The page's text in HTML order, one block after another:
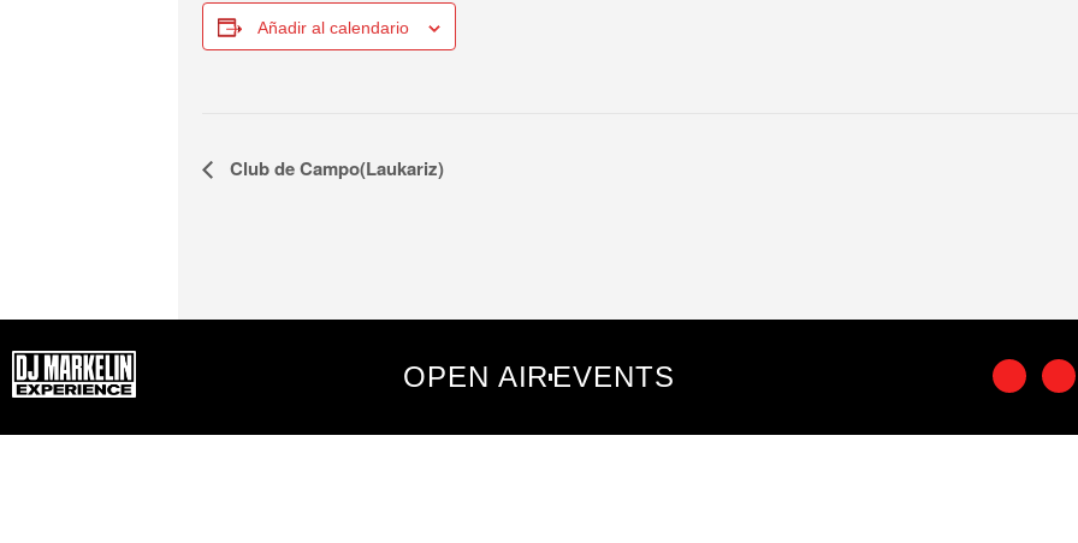
Añadir al calendario
Navegación
Club de Campo(Laukariz)
OPEN AIREVENTS